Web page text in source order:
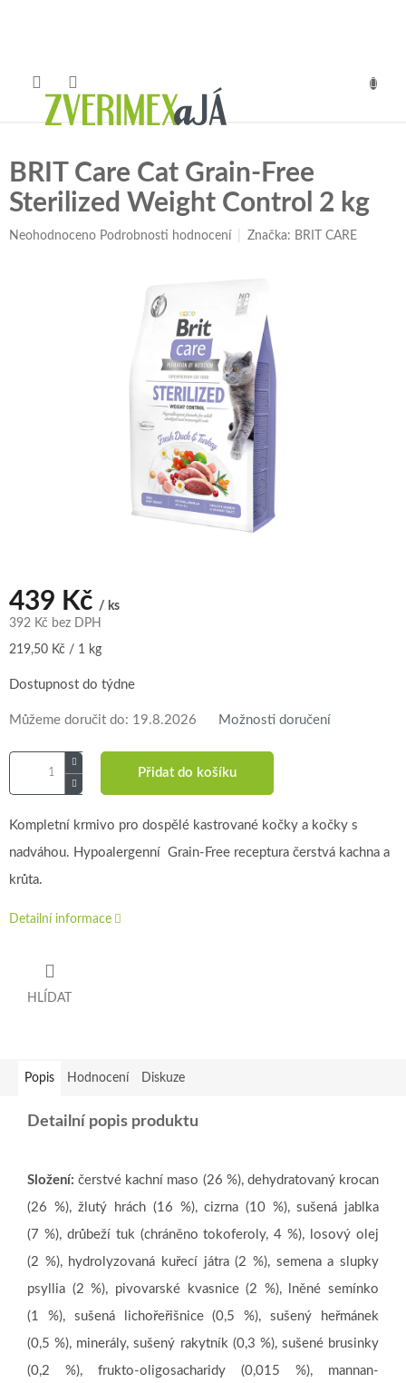
BRIT Care Cat Grain-Free
Sterilized Weight Control 2 kg
Průměrné
Neohodnoceno Podrobnosti hodnocení Značka: BRIT CARE
439 Kč / ks
392 Kč bez DPH
Měrná
219,50 Kč / 1 kg
Dostupnost do týdne
Můžeme doručit do: 19.8.2026 Možnosti doručení
Přidat do košíku
Kompletní krmivo pro dospělé kastrované kočky a kočky s
nadváhou. Hypoalergenní Grain-Free receptura čerstvá kachna a
krůta.
Detailní informace
HLÍDAT
Popis Hodnocení Diskuze
Detailní popis produktu
Složení: čerstvé kachní maso (26 %), dehydratovaný krocan
(26 %), žlutý hrách (16 %), cizrna (10 %), sušená jablka
(7 %), drůbeží tuk (chráněno tokoferoly, 4 %), losový olej
(2 %), hydrolyzovaná kuřecí játra (2 %), semena a slupky
psyllia (2 %), pivovarské kvasnice (2 %), lněné semínko
(1 %), sušená lichořeřišnice (0,5 %), sušený heřmánek
(0,5 %), minerály, sušený rakytník (0,3 %), sušené brusinky
(0,2 %), frukto-oligosacharidy (0,015 %), mannan-